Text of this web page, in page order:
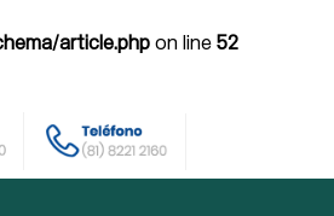
article.php on line 52